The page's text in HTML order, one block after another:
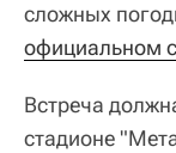
сложных
официальном
Встреча
стадионе